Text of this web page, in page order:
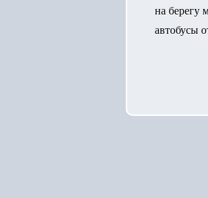
на берегу
автобусы